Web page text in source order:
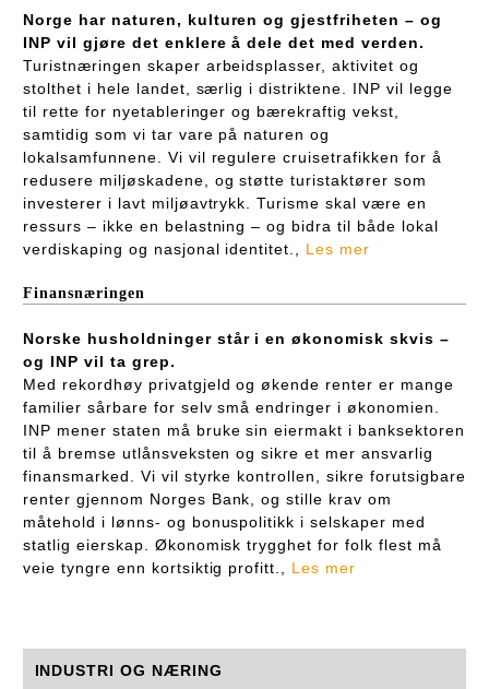
Norge har naturen, kulturen og gjestfriheten – og
INP vil gjøre det enklere å dele det med verden.
Turistnæringen skaper arbeidsplasser, aktivitet og
stolthet i hele landet, særlig i distriktene. INP vil legge
til rette for nyetableringer og bærekraftig vekst,
samtidig som vi tar vare på naturen og
lokalsamfunnene. Vi vil regulere cruisetrafikken for å
redusere miljøskadene, og støtte turistaktører som
investerer i lavt miljøavtrykk. Turisme skal være en
ressurs – ikke en belastning – og bidra til både lokal
verdiskaping og nasjonal identitet., Les mer
Finansnæringen
Norske husholdninger står i en økonomisk skvis –
og INP vil ta grep.
Med rekordhøy privatgjeld og økende renter er mange
familier sårbare for selv små endringer i økonomien.
INP mener staten må bruke sin eiermakt i banksektoren
til å bremse utlånsveksten og sikre et mer ansvarlig
finansmarked. Vi vil styrke kontrollen, sikre forutsigbare
renter gjennom Norges Bank, og stille krav om
måtehold i lønns- og bonuspolitikk i selskaper med
statlig eierskap. Økonomisk trygghet for folk flest må
veie tyngre enn kortsiktig profitt., Les mer
INDUSTRI OG NÆRING